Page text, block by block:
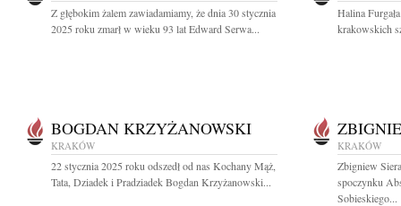
Z głębokim żalem zawiadamiamy, że dnia 30 stycznia
2025 roku zmarł w wieku 93 lat Edward Serwa...
Halina
krakowskich
BOGDAN KRZYŻANOWSKI
KRAKÓW
22 stycznia 2025 roku odszedł od nas Kochany Mąż,
Tata, Dziadek i Pradziadek Bogdan Krzyżanowski...
KRAKÓW
Zbigniew
spoczynku
Sobieskiego...